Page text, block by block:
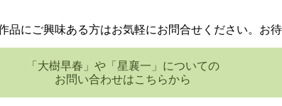
品にご興味ある方はお気軽にお問合せください。お
「大樹早春」や「星襄一」についての
お問い合わせはこちらから